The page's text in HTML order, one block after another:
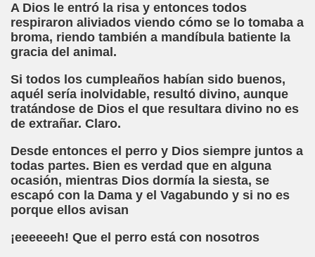
A Dios le entró la risa y entonces todos
respiraron aliviados viendo cómo se lo tomaba a
broma, riendo también a mandíbula batiente la
gracia del animal.
Si todos los cumpleaños habían sido buenos,
aquél sería inolvidable, resultó divino, aunque
tratándose de Dios el que resultara divino no es
de extrañar. Claro.
Desde entonces el perro y Dios siempre juntos a
todas partes. Bien es verdad que en alguna
ocasión, mientras Dios dormía la siesta, se
escapó con la Dama y el Vagabundo y si no es
porque ellos avisan
¡eeeeeeh! Que el perro está con nosotros
(Pedro Zurita)
(Pedro Zurita)
de San Ovidio (Roberto Enjuto)
Soto Galán)
(M. R. Olson)
Fellenius)
Figueroa)